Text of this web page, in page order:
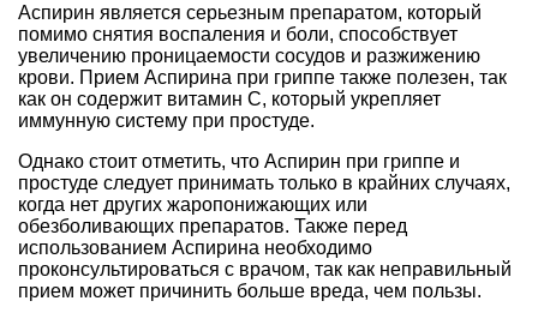
Аспирин является серьезным препаратом, который
помимо снятия воспаления и боли, способствует
увеличению проницаемости сосудов и разжижению
крови. Прием Аспирина при гриппе также полезен, так
как он содержит витамин С, который укрепляет
иммунную систему при простуде.
Однако стоит отметить, что Аспирин при гриппе и
простуде следует принимать только в крайних случаях,
когда нет других жаропонижающих или
обезболивающих препаратов. Также перед
использованием Аспирина необходимо
проконсультироваться с врачом, так как неправильный
прием может причинить больше вреда, чем пользы.